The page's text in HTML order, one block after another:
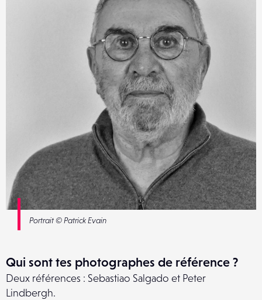
Portrait © Patrick Evain
Qui sont tes photographes de référence ?
Deux références : Sebastiao Salgado et Peter
Lindbergh.